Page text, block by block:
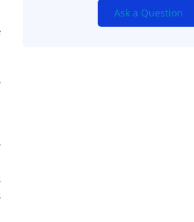
Ask a Question